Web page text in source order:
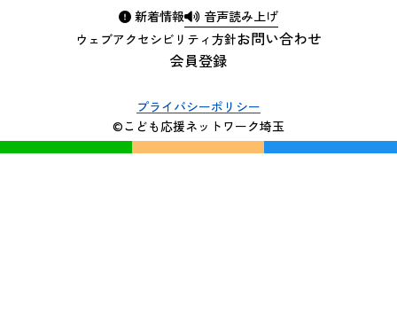
新着情報 音声読み上げ
会員登録
お問い合わせ
ウェブアクセシビリティ方針
プライバシーポリシー
©こども応援ネットワーク埼玉